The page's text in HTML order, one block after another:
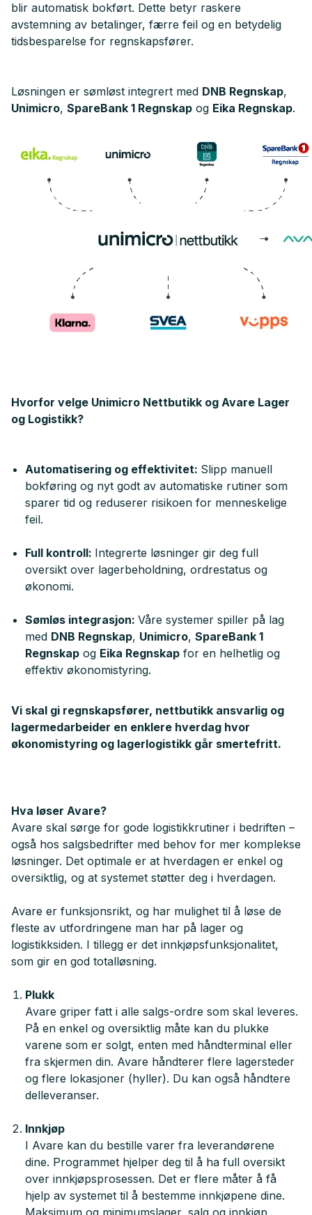
blir automatisk bokført. Dette betyr raskere
avstemning av betalinger, færre feil og en betydelig
tidsbesparelse for regnskapsfører.
Løsningen er sømløst integrert med DNB Regnskap,
Unimicro, SpareBank 1 Regnskap og Eika Regnskap.
Hvorfor velge Unimicro Nettbutikk og Avare Lager
og Logistikk?
Automatisering og effektivitet: Slipp manuell
bokføring og nyt godt av automatiske rutiner som
sparer tid og reduserer risikoen for menneskelige
feil.
Full kontroll: Integrerte løsninger gir deg full
oversikt over lagerbeholdning, ordrestatus og
økonomi.
Sømløs integrasjon: Våre systemer spiller på lag
med DNB Regnskap, Unimicro, SpareBank 1
Regnskap og Eika Regnskap for en helhetlig og
effektiv økonomistyring.
Vi skal gi regnskapsfører, nettbutikk ansvarlig og
lagermedarbeider en enklere hverdag hvor
økonomistyring og lagerlogistikk går smertefritt.
Hva løser Avare?
Avare skal sørge for gode logistikkrutiner i bedriften –
også hos salgsbedrifter med behov for mer komplekse
løsninger. Det optimale er at hverdagen er enkel og
oversiktlig, og at systemet støtter deg i hverdagen.
Avare er funksjonsrikt, og har mulighet til å løse de
fleste av utfordringene man har på lager og
logistikksiden. I tillegg er det innkjøpsfunksjonalitet,
som gir en god totalløsning.
Plukk
Avare griper fatt i alle salgs-ordre som skal leveres.
På en enkel og oversiktlig måte kan du plukke
varene som er solgt, enten med håndterminal eller
fra skjermen din. Avare håndterer flere lagersteder
og flere lokasjoner (hyller). Du kan også håndtere
delleveranser.
Innkjøp
I Avare kan du bestille varer fra leverandørene
dine. Programmet hjelper deg til å ha full oversikt
over innkjøpsprosessen. Det er flere måter å få
hjelp av systemet til å bestemme innkjøpene dine.
Maksimum og minimumslager, salg og innkjøp